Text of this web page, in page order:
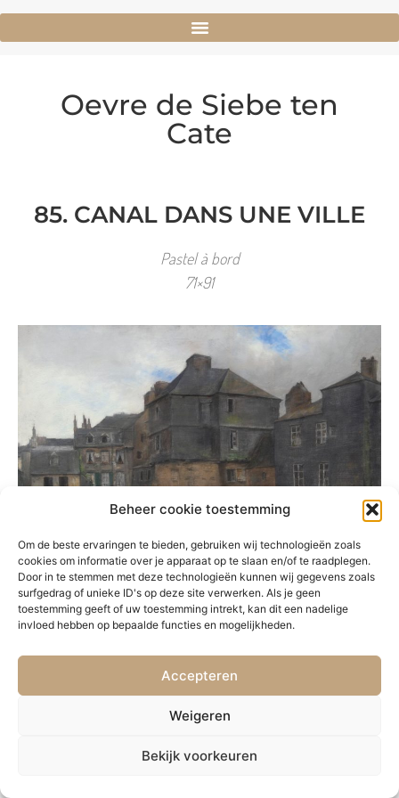
Beheer cookie toestemming
Om de beste ervaringen te bieden, gebruiken wij technologieën zoals
cookies om informatie over je apparaat op te slaan en/of te raadplegen.
Door in te stemmen met deze technologieën kunnen wij gegevens zoals
surfgedrag of unieke ID's op deze site verwerken. Als je geen
toestemming geeft of uw toestemming intrekt, kan dit een nadelige
invloed hebben op bepaalde functies en mogelijkheden.
Accepteren
Weigeren
Bekijk voorkeuren
Oevre de Siebe ten
Cate
85. CANAL DANS UNE VILLE
Pastel à bord
71×91
84. Nocturne 86. Liverdun